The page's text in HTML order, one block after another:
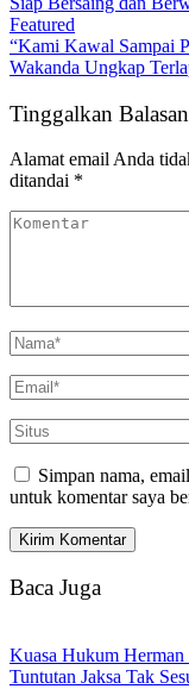
Featured
“Kami Kawal Sampai
Wakanda Ungkap
Tinggalkan Balasan
Alamat email Anda
ditandai *
Simpan nama,
untuk komentar saya
Baca Juga
Kuasa Hukum
Tuntutan Jaksa Tak